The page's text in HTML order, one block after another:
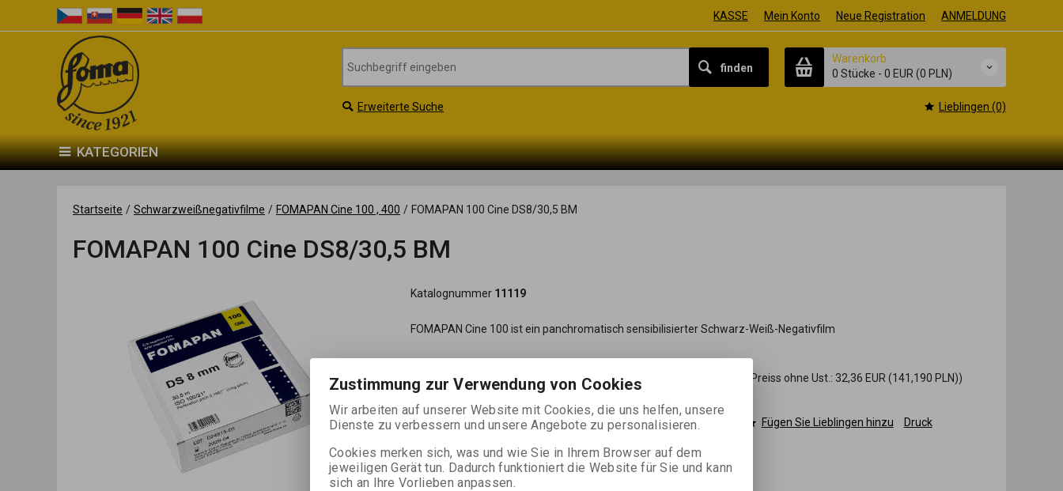
KASSE Mein Konto Neue Registration ANMELDUNG
finden
Warenkorb
0 Stücke - 0 EUR (0 PLN)
Erweiterte Suche Lieblingen (0)
KATEGORIEN
Startseite / Schwarzweißnegativfilme / FOMAPAN Cine 100 , 400 / FOMAPAN 100 Cine DS8/30,5 BM
FOMAPAN 100 Cine DS8/30,5 BM
Katalognummer 11119
FOMAPAN Cine 100 ist ein panchromatisch sensibilisierter Schwarz-Weiß-Negativfilm
39,16 EUR(170,860 PLN) (Ihr Preiss ohne Ust.: 32,36 EUR (141,190 PLN))


ks Im Warenkorb zugeben Fügen Sie Lieblingen hinzu Druck
Zustimmung zur Verwendung von Cookies
Wir arbeiten auf unserer Website mit Cookies, die uns helfen, unsere
Dienste zu verbessern und unsere Angebote zu personalisieren.
Cookies merken sich, was und wie Sie in Ihrem Browser auf dem
jeweiligen Gerät tun. Dadurch funktioniert die Website für Sie und kann
sich an Ihre Vorlieben anpassen.